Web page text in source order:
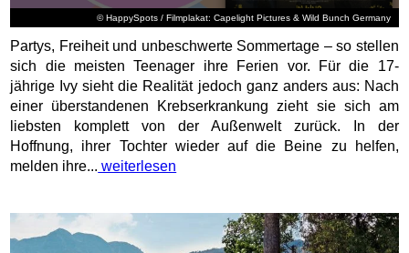
© HappySpots / Filmplakat: Capelight Pictures & Wild Bunch Germany
Partys, Freiheit und unbeschwerte Sommertage – so stellen
sich die meisten Teenager ihre Ferien vor. Für die 17-
jährige Ivy sieht die Realität jedoch ganz anders aus: Nach
einer überstandenen Krebserkrankung zieht sie sich am
liebsten komplett von der Außenwelt zurück. In der
Hoffnung, ihrer Tochter wieder auf die Beine zu helfen,
melden ihre... weiterlesen